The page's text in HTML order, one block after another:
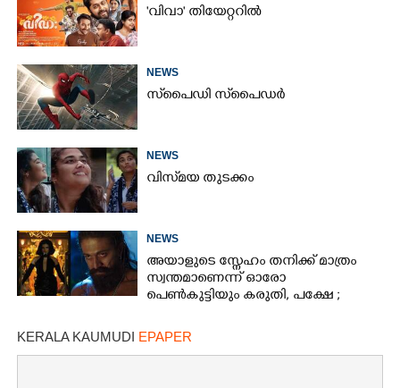
'വിവാ' തിയേറ്ററിൽ
NEWS
സ്‌പൈ‌ഡി സ്‌പൈ‌ഡർ
NEWS
വിസ്‌മയ തുടക്കം
NEWS
അയാളുടെ സ്നേഹം തനിക്ക് മാത്രം
സ്വന്തമാണെന്ന് ഓരോ
പെൺകുട്ടിയും കരുതി,​ പക്ഷേ ;
ടോക്സിക് ട്രെയിലർ
KERALA KAUMUDI EPAPER